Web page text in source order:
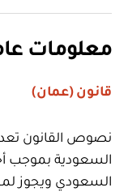
معلومات
قانون (عمان)
نصوص القانون تعد
السعودية بموجب
السعودي ويجوز